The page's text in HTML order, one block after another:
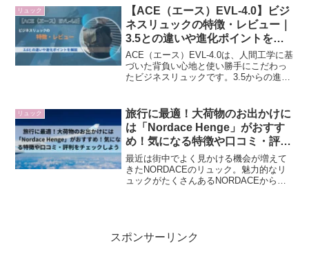
サイズが魅力です。この記事では、ウニ
ッコ（花柄）とソリッド（無地）を徹底
比較します。
リュック
【ACE（エース）EVL-4.0】ビジ
ネスリュックの特徴・レビュー｜
3.5との違いや進化ポイントを解
説
ACE（エース）EVL-4.0は、人間工学に基
づいた背負い心地と使い勝手にこだわっ
たビジネスリュックです。3.5からの進化
します。
リュック
旅行に最適！大荷物のお出かけに
は「Nordace Henge」がおすす
め！気になる特徴や口コミ・評判
をチェックしよう
最近は街中でよく見かける機会が増えて
きたNORDACEのリュック。魅力的なリ
ュックがたくさんあるNORDACEから旅
スポンサーリンク